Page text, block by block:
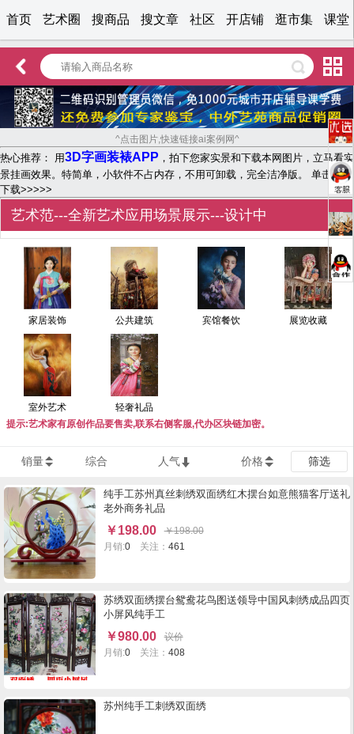
首页 艺术圈 搜商品 搜文章 社区 开店铺 逛市集 课堂
^点击图片,快速链接ai案例网^
热心推荐： 用3D字画装裱APP ，拍下您家实景和下载本网图片，立马看实
景挂画效果。特简单，小软件不占内存，不用可卸载，完全洁净版。 单击文字
下载>>>>>
艺术范---全新艺术应用场景展示---设计中
家居装饰 公共建筑 宾馆餐饮 展览收藏
室外艺术
轻奢礼品
提示:艺术家有原创作品要售卖,联系右侧客服,代办区块链加密。
销量 综合 人气 价格 筛选
纯手工苏州真丝刺绣双面绣红木摆台如意熊猫客厅送礼
老外商务礼品
￥ 198.00 ￥198.00
月销:0关注： 461
苏绣双面绣摆台鸳鸯花鸟图送领导中国风刺绣成品四页
小屏风纯手工
￥980.00
议价
月销:0关注： 408
苏州纯手工刺绣双面绣